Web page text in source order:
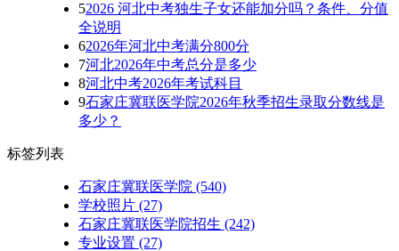
52026 河北中考独生子女还能加分吗？条件、分值
全说明
62026年河北中考满分800分
7河北2026年中考总分是多少
8河北中考2026年考试科目
9石家庄冀联医学院2026年秋季招生录取分数线是
多少？
标签列表
石家庄冀联医学院 (540)
学校照片 (27)
石家庄冀联医学院招生 (242)
专业设置 (27)